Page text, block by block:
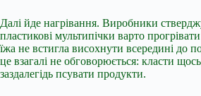
Далі йде нагрівання. Виробники
пластикові мультипічки варто
їжа не встигла висохнути всередині до
це взагалі не обговорюється: класти
заздалегідь псувати продукти.